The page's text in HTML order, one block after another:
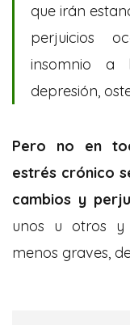
que irán
perjuicios
insomnio a
depresión,
Pero no en
estrés crónico
cambios y
unos u otros y
menos graves,